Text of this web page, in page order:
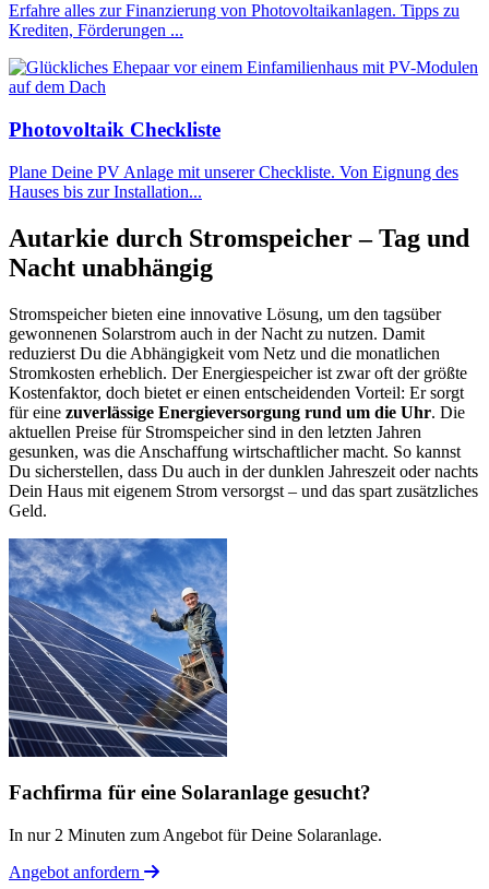
Erfahre alles zur Finanzierung von Photovoltaikanlagen. Tipps zu
Krediten, Förderungen ...
Photovoltaik Checkliste
Plane Deine PV Anlage mit unserer Checkliste. Von Eignung des
Hauses bis zur Installation...
Autarkie durch Stromspeicher – Tag und
Nacht unabhängig
Stromspeicher bieten eine innovative Lösung, um den tagsüber
gewonnenen Solarstrom auch in der Nacht zu nutzen. Damit
reduzierst Du die Abhängigkeit vom Netz und die monatlichen
Stromkosten erheblich. Der Energiespeicher ist zwar oft der größte
Kostenfaktor, doch bietet er einen entscheidenden Vorteil: Er sorgt
für eine zuverlässige Energieversorgung rund um die Uhr. Die
aktuellen Preise für Stromspeicher sind in den letzten Jahren
gesunken, was die Anschaffung wirtschaftlicher macht. So kannst
Du sicherstellen, dass Du auch in der dunklen Jahreszeit oder nachts
Dein Haus mit eigenem Strom versorgst – und das spart zusätzliches
Geld.
Fachfirma für eine Solaranlage gesucht?
In nur 2 Minuten zum Angebot für Deine Solaranlage.
Angebot anfordern